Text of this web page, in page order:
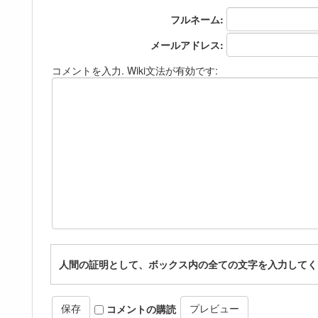
フルネーム:
メールアドレス:
コメントを入力. Wiki文法が有効です:
人間の証明として、ボックス内の全ての文字を入力して
コメントの購読